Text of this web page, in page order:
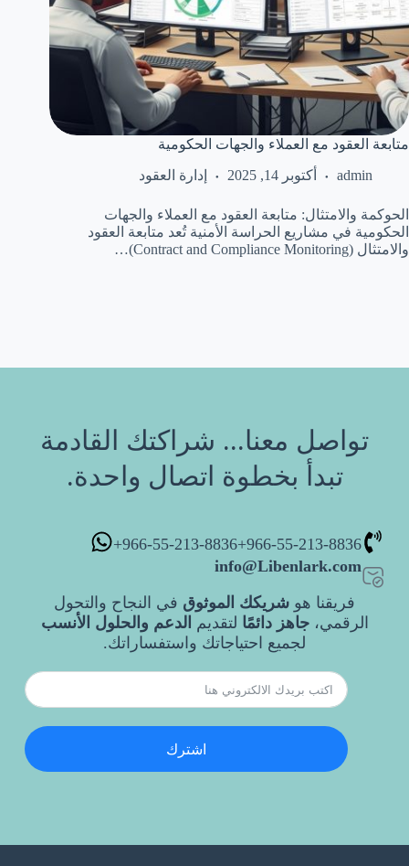
متابعة العقود مع العملاء والجهات الحكومية
admin
أكتوبر 14, 2025 إدارة العقود
الحوكمة والامتثال: متابعة العقود مع العملاء والجهات
الحكومية في مشاريع الحراسة الأمنية تُعد متابعة العقود
والامتثال (Contract and Compliance Monitoring)…
تواصل معنا... شراكتك القادمة
تبدأ بخطوة اتصال واحدة.
966-55-213-8836+
966-55-213-8836+
info@Libenlark.com
فريقنا هو شريكك الموثوق في النجاح والتحول
الرقمي،جاهز دائمًا لتقديم الدعم والحلول الأنسب
لجميع احتياجاتك واستفساراتك.
اشترك